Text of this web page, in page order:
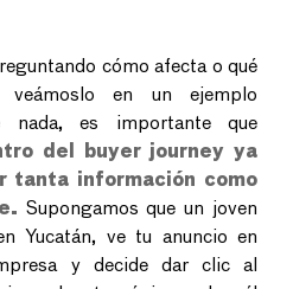
cómo afecta o qué
en un ejemplo
nada, es importante que
del buyer journey ya
tanta información como
Supongamos que un joven
Yucatán, ve tu anuncio en
y decide dar clic al